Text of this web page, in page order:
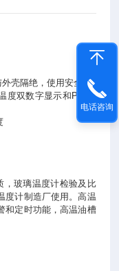
壳隔绝，使用安全。
度双数字显示和PID自
，玻璃温度计检验及比
度计制造厂使用。高温
和定时功能，高温油槽
电话咨询